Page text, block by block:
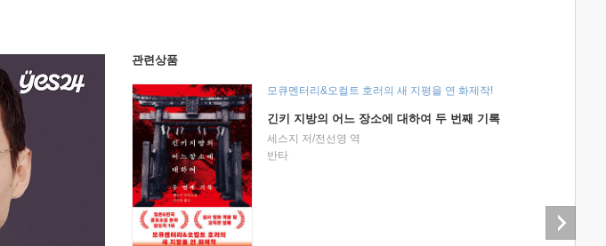
관련상품
모큐멘터리&오컬트 호러의 새 지평을 연 화제작!
긴키 지방의 어느 장소에 대하여 두 번째 기록
세스지 저/전선영 역
반타